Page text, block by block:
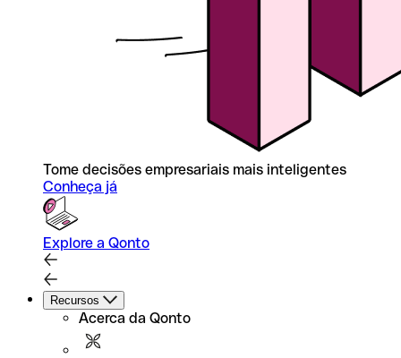
Tome decisões empresariais mais inteligentes
Conheça já
Explore a Qonto
Recursos
Acerca da Qonto